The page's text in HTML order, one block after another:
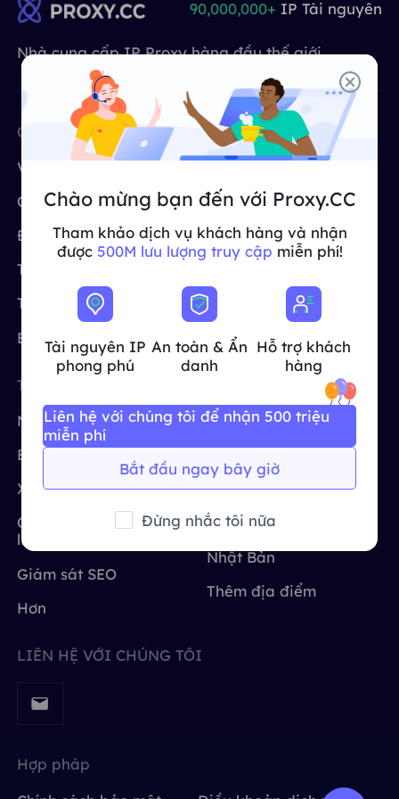
Ủy nhiệm trung tâm dữ liệu tĩnh
$0.2 /IP/ngày
Một đặc vụ ISP lâu dài /GB
Bảo vệ thương hiệu
Giám sát SEO
Quét và thu thập dữ liệu web
Xem tất cả
ĐỐI TÁC
Đối tác
CÔNG CỤ MIỄN PHÍ
ĐỊA ĐIỂM
Hoa Kỳ
Vương quốc Anh
Học hỏi
GIÚP ĐỠ
Câu hỏi thường gặp
Blog
Hướng dẫn sử dụng
TÍCH HỢP
Cách bật lại quyền thông
báo trang web
Việt Nam
中文
Deutsch
Indonesia
Русский
हिंदी
ngay!
Khu dân cư $0/GB Không giới hạn $0/Ngày
Đăng nhập Đăng ký
Nhà cung cấp IP Proxy hàng đầu thế giới
90,000,000+ IP Tài nguyên
CÔNG TY
Về chúng tôi
Chương trình liên kết
Định giá
Trường hợp sử dụng
Trung tâm trợ giúp
Blog
CÔNG CỤ MIỄN PHÍ
Trình kiểm tra proxy
CroxyProxy
Proxy của ISP
TUYỆT VỜI
Nghiên cứu thị trường
Bảo vệ thương hiệu
Xác minh quảng cáo
Quét và thu thập dữ
liệu web
Giám sát SEO
Hơn
Hoa Kỳ
nước Đức
Ấn Độ
Nhật Bản
Thêm địa điểm
LIÊN HỆ VỚI CHÚNG TÔI
Hợp pháp
Chào mừng bạn đến với Proxy.CC
Tham khảo dịch vụ khách hàng và nhận
được 500M lưu lượng truy cập miễn phí!
Tài nguyên IP
phong phú
An toàn & Ẩn
danh
Hỗ trợ khách
hàng
Bắt đầu ngay bây giờ
Liên hệ với chúng tôi để nhận 500 triệu
miễn phí
Đừng nhắc tôi nữa